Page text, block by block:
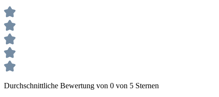
Durchschnittliche Bewertung von 0 von 5 Sternen